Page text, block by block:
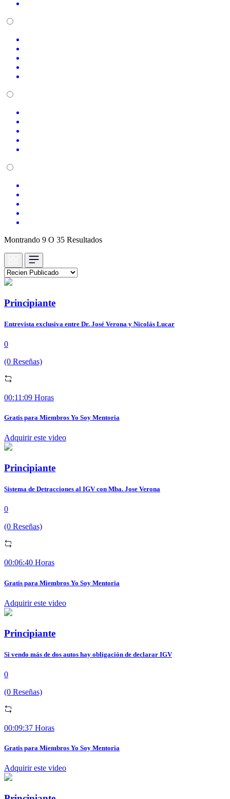
Montrando 9 O 35 Resultados
Principiante
Entrevista exclusiva entre Dr. José Verona y Nicolás Lucar
0
(0 Reseñas)
00:11:09 Horas
Gratis para Miembros Yo Soy Mentoria
Adquirir este video
Principiante
Sistema de Detracciones al IGV con Mba. Jose Verona
0
(0 Reseñas)
00:06:40 Horas
Gratis para Miembros Yo Soy Mentoria
Adquirir este video
Principiante
Si vendo más de dos autos hay obligación de declarar IGV
0
(0 Reseñas)
00:09:37 Horas
Gratis para Miembros Yo Soy Mentoria
Adquirir este video